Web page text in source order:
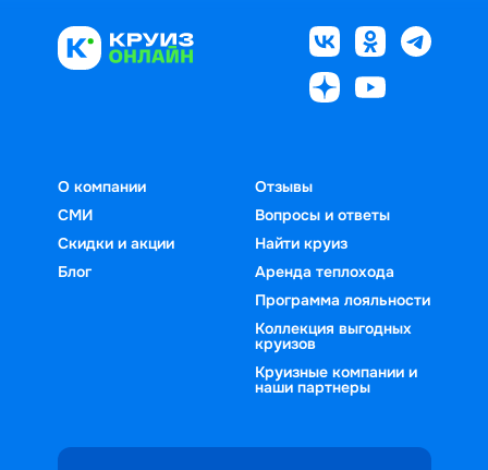
О компании
СМИ
Скидки и акции
Блог
Отзывы
Вопросы и ответы
Найти круиз
Аренда теплохода
Программа лояльности
Коллекция выгодных
круизов
Круизные компании и
наши партнеры